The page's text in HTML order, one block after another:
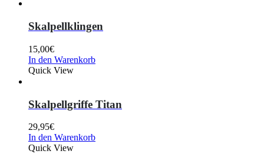
Skalpellklingen
15,00€
In den Warenkorb
Quick View
Skalpellgriffe Titan
29,95€
In den Warenkorb
Quick View